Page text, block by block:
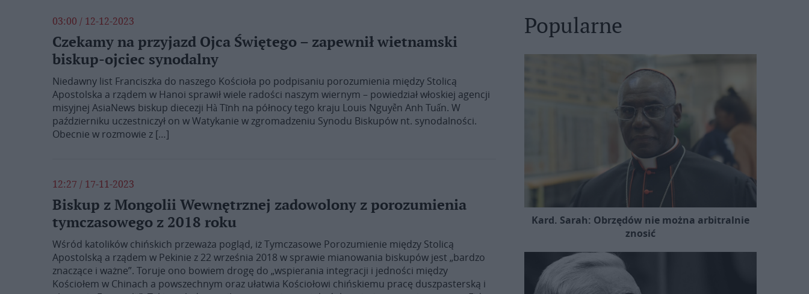
03:00 / 12-12-2023
Czekamy na przyjazd Ojca Świętego – zapewnił wietnamski
biskup-ojciec synodalny
Niedawny list Franciszka do naszego Kościoła po podpisaniu porozumienia między Stolicą
Apostolska a rządem w Hanoi sprawił wiele radości naszym wiernym – powiedział włoskiej agencji
misyjnej AsiaNews biskup diecezji Hà Tĩnh na północy tego kraju Louis Nguyễn Anh Tuấn. W
październiku uczestniczył on w Watykanie w zgromadzeniu Synodu Biskupów nt. synodalności.
Obecnie w rozmowie z […]
12:27 / 17-11-2023
Biskup z Mongolii Wewnętrznej zadowolony z porozumienia
tymczasowego z 2018 roku
Wśród katolików chińskich przeważa pogląd, iż Tymczasowe Porozumienie między Stolicą
Apostolską a rządem w Pekinie z 22 września 2018 w sprawie mianowania biskupów jest „bardzo
znaczące i ważne”. Toruje ono bowiem drogę do „wspierania integracji i jedności między
Kościołem w Chinach a powszechnym oraz ułatwia Kościołowi chińskiemu pracę duszpasterską i
Popularne
Kard. Sarah: Obrzędów nie można arbitralnie
znosić